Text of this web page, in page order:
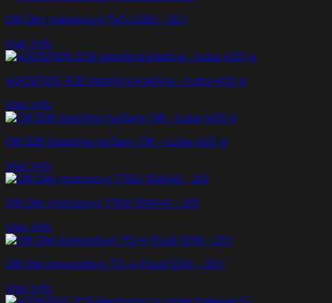
Q8 Olej nápravový T45 LS90 – 20 l
Viac info
4003/1109 JCB Vazelína kladiva – tuba 400 g
Viac info
Q8 328 Vazelína na čapy Q8 – tuba 400 g
Viac info
Q8 Olej motorový T760 15W40 – 20l
Viac info
Q8 Olej prevodový TO-4 Fluid 10W – 20 l
Viac info